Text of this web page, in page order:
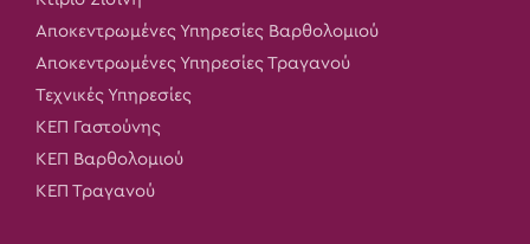
Αποκεντρωμένες Υπηρεσίες Βαρθολομιού
Αποκεντρωμένες Υπηρεσίες Τραγανού
Τεχνικές Υπηρεσίες
ΚΕΠ Γαστούνης
ΚΕΠ Βαρθολομιού
ΚΕΠ Τραγανού